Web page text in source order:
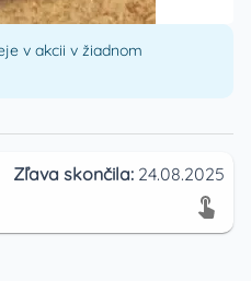
v akcii v žiadnom
Zľava skončila: 24.08.2025